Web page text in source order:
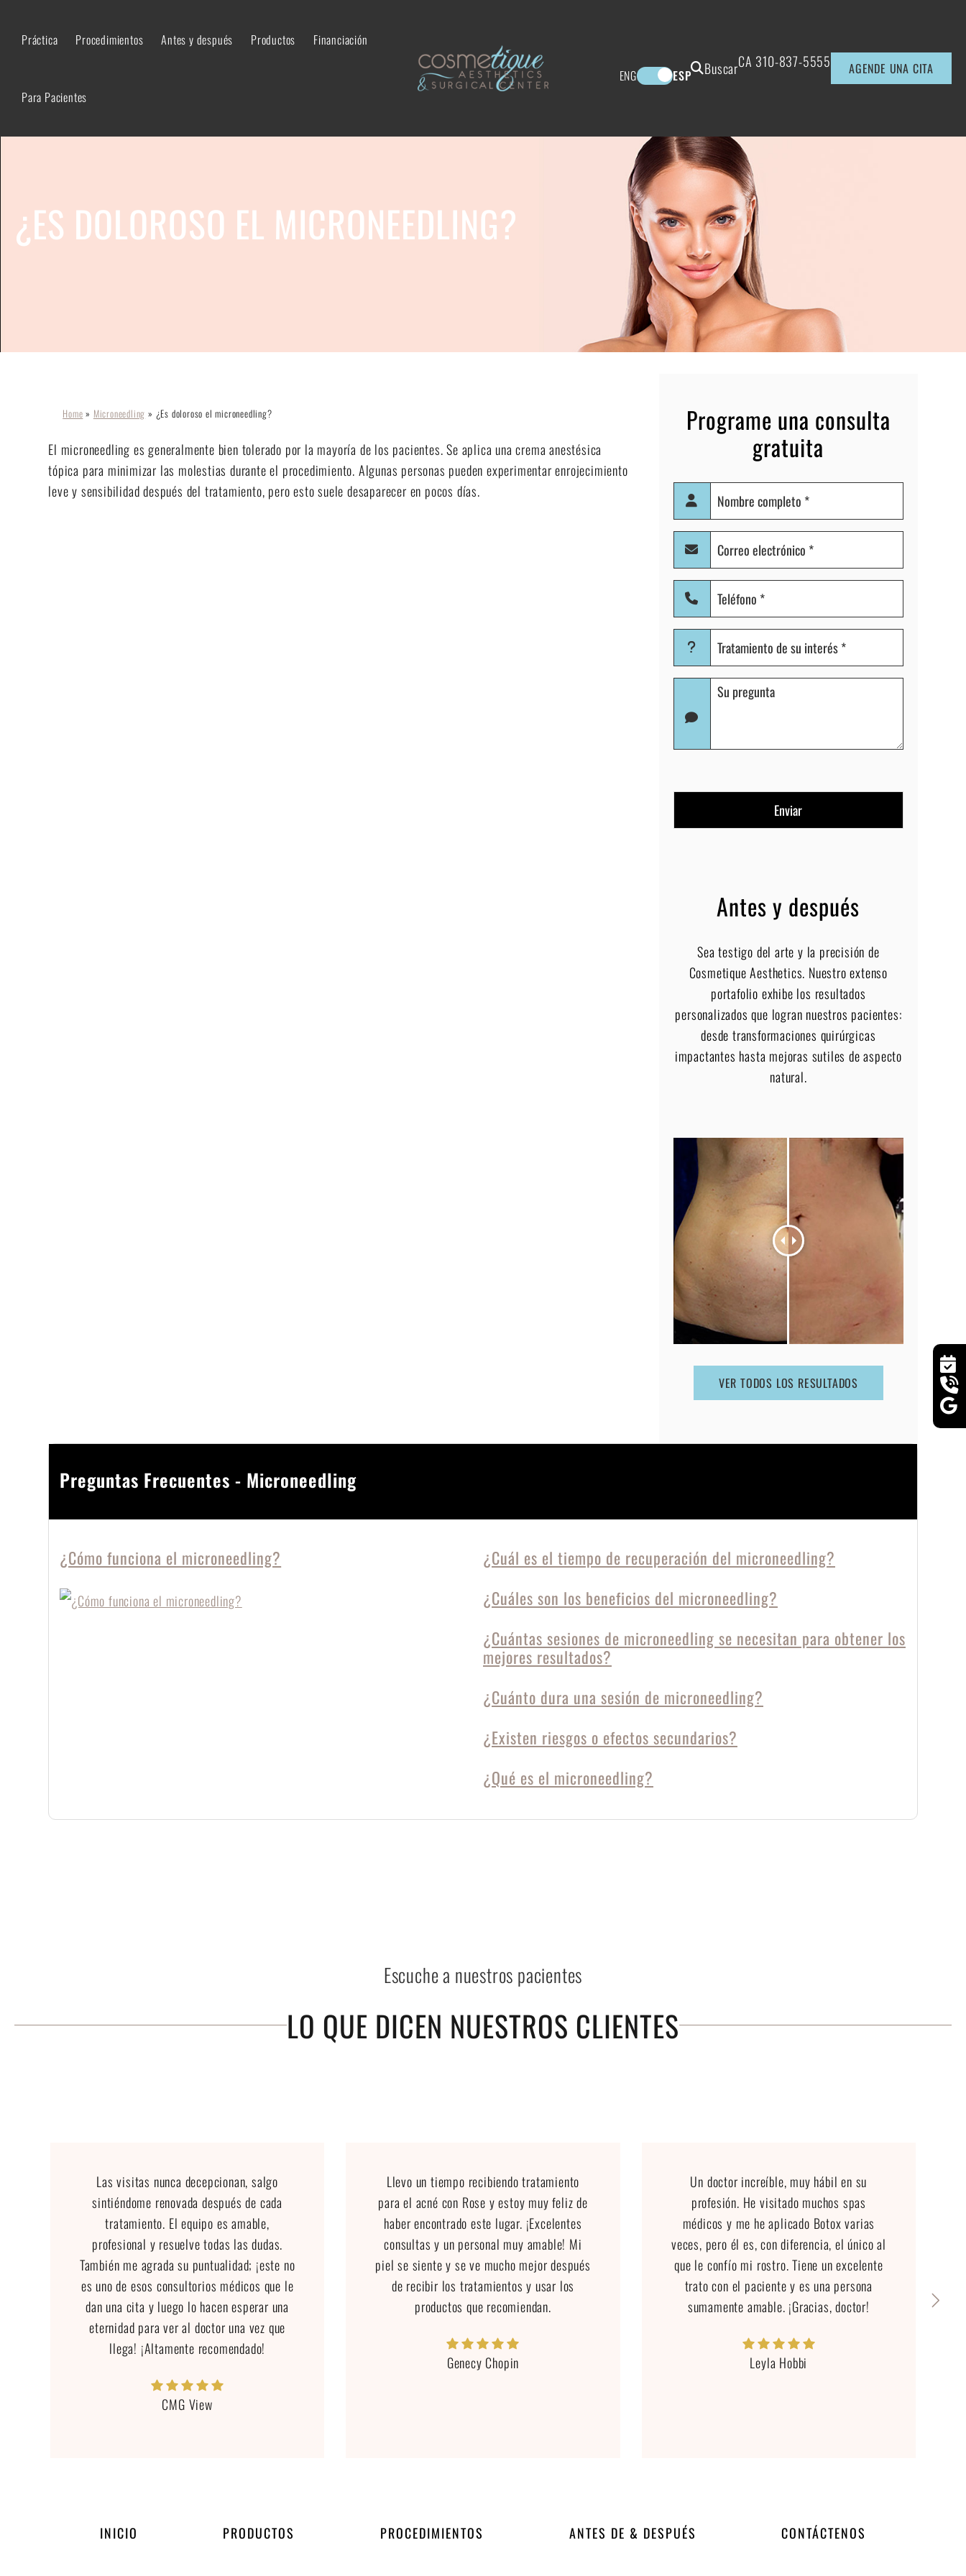
Práctica Procedimientos Antes y después Productos Financiación
Para Pacientes
ENG ESP BuscarCA 310-837-5555 AGENDE UNA CITA
¿ES DOLOROSO EL MICRONEEDLING?
Home » Microneedling » ¿Es doloroso el microneedling?
El microneedling es generalmente bien tolerado por la mayoría de los pacientes. Se aplica una crema anestésica
tópica para minimizar las molestias durante el procedimiento. Algunas personas pueden experimentar enrojecimiento
leve y sensibilidad después del tratamiento, pero esto suele desaparecer en pocos días.
Programe una consulta
gratuita
Nombre
completo
(Obligatorio)
Correo
electrónico
(Obligatorio)
Teléfono
(Obligatorio)
Tratamiento
su
(Obligatorio)
Pregunta
Antes y después
Sea testigo del arte y la precisión de
Cosmetique Aesthetics. Nuestro extenso
portafolio exhibe los resultados
personalizados que logran nuestros pacientes:
desde transformaciones quirúrgicas
impactantes hasta mejoras sutiles de aspecto
natural.
VER TODOS LOS RESULTADOS
Preguntas Frecuentes - Microneedling
¿Cómo funciona el microneedling?
¿Cuál es el tiempo de recuperación del microneedling?
¿Cuáles son los beneficios del microneedling?
¿Cuántas sesiones de microneedling se necesitan para obtener los
mejores resultados?
¿Cuánto dura una sesión de microneedling?
¿Existen riesgos o efectos secundarios?
¿Qué es el microneedling?
Escuche a nuestros pacientes
LO QUE DICEN NUESTROS CLIENTES
Las visitas nunca decepcionan, salgo
sintiéndome renovada después de cada
tratamiento. El equipo es amable,
profesional y resuelve todas las dudas.
También me agrada su puntualidad; ¡este no
es uno de esos consultorios médicos que le
dan una cita y luego lo hacen esperar una
eternidad para ver al doctor una vez que
llega! ¡Altamente recomendado!
CMG View
Llevo un tiempo recibiendo tratamiento
para el acné con Rose y estoy muy feliz de
haber encontrado este lugar. ¡Excelentes
consultas y un personal muy amable! Mi
piel se siente y se ve mucho mejor después
de recibir los tratamientos y usar los
productos que recomiendan.
Genecy Chopin
Un doctor increíble, muy hábil en su
profesión. He visitado muchos spas
médicos y me he aplicado Botox varias
veces, pero él es, con diferencia, el único al
que le confío mi rostro. Tiene un excelente
trato con el paciente y es una persona
sumamente amable. ¡Gracias, doctor!
Leyla Hobbi
INICIO PRODUCTOS PROCEDIMIENTOS ANTES DE & DESPUÉS CONTÁCTENOS